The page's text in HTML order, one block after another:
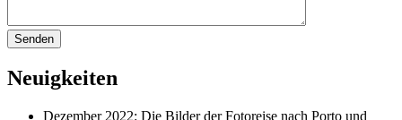
Neuigkeiten
Dezember 2022: Die Bilder der Fotoreise nach Porto und